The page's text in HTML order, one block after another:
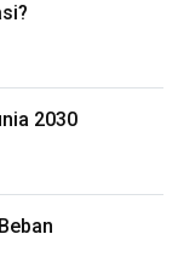
2030